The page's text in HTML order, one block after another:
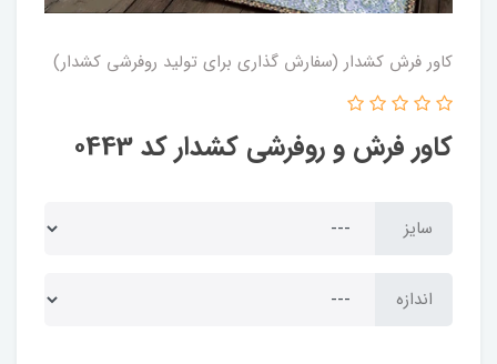
کاور فرش کشدار (سفارش گذاری برای تولید روفرشی کشدار)
کاور فرش و روفرشی کشدار کد ۰443
سایز
اندازه